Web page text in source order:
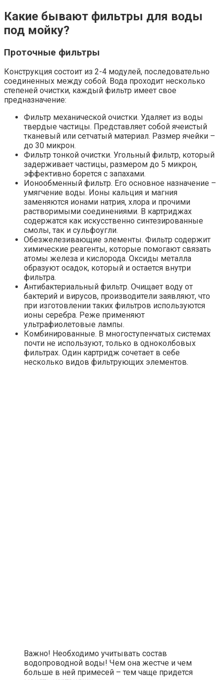
Какие бывают фильтры для воды
под мойку?
Проточные фильтры
Конструкция состоит из 2-4 модулей, последовательно
соединенных между собой. Вода проходит несколько
степеней очистки, каждый фильтр имеет свое
предназначение:
Фильтр механической очистки. Удаляет из воды
твердые частицы. Представляет собой ячеистый
тканевый или сетчатый материал. Размер ячейки –
до 30 микрон.
Фильтр тонкой очистки. Угольный фильтр, который
задерживает частицы, размером до 5 микрон,
эффективно борется с запахами.
Ионообменный фильтр. Его основное назначение –
умягчение воды. Ионы кальция и магния
заменяются ионами натрия, хлора и прочими
растворимыми соединениями. В картриджах
содержатся как искусственно синтезированные
смолы, так и сульфоугли.
Обезжелезивающие элементы. Фильтр содержит
химические реагенты, которые помогают связать
атомы железа и кислорода. Оксиды металла
образуют осадок, который и остается внутри
фильтра.
Антибактериальный фильтр. Очищает воду от
бактерий и вирусов, производители заявляют, что
при изготовлении таких фильтров используются
ионы серебра. Реже применяют
ультрафиолетовые лампы.
Комбинированные. В многоступенчатых системах
почти не используют, только в одноколбовых
фильтрах. Один картридж сочетает в себе
несколько видов фильтрующих элементов.
Важно! Необходимо учитывать состав
водопроводной воды! Чем она жестче и чем
больше в ней примесей – тем чаще придется